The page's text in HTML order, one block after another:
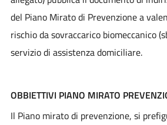
del Piano Mirato di Prevenzione a
rischio da sovraccarico biomeccanico
servizio di assistenza domiciliare.
OBBIETTIVI PIANO MIRATO
Il Piano mirato di prevenzione, si